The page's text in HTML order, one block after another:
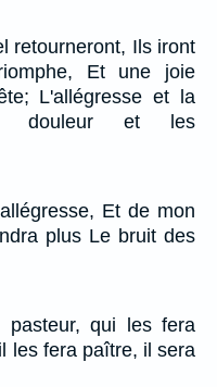
retourneront, Ils iront
Et une joie
L'allégresse et la
douleur et les
Et de mon
plus Le bruit des
pasteur, qui les fera
les fera paître, il sera